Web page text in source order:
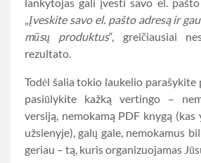
„Įveskite savo el. pašto adresą ir
mūsų produktus“, greičiausiai
rezultato.
Todėl šalia tokio laukelio
pasiūlykite kažką vertingo –
versiją, nemokamą PDF knygą
užsienyje), galų gale, nemokamus
geriau – tą, kuris organizuojamas